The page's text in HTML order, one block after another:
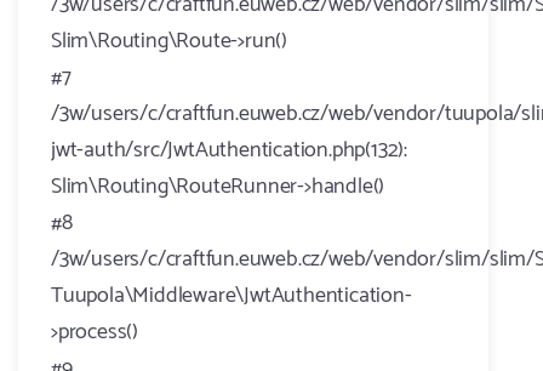
Slim\Routing\Route->run()
#7
/3w/users/c/craftfun.euweb.cz/web/vendor/tuupola/
jwt-auth/src/JwtAuthentication.php(132):
Slim\Routing\RouteRunner->handle()
#8
/3w/users/c/craftfun.euweb.cz/web/vendor/slim/slim/
Tuupola\Middleware\JwtAuthentication-
>process()